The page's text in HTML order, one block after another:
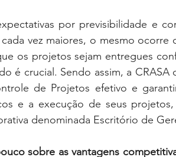
por previsibilidade e
vez maiores, o mesmo
os projetos sejam entregues
é crucial. Sendo assim, a
de Projetos efetivo e
e a execução de seus
denominada Escritório de
sobre as vantagens